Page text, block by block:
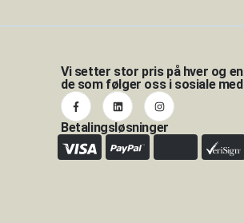
Vi setter stor pris på hver og
de som følger oss i sosiale
Betalingsløsninger